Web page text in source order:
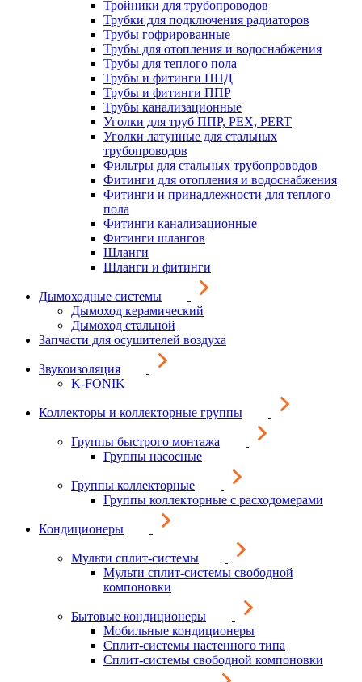
Тройники для трубопроводов
Трубки для подключения радиаторов
Трубы гофрированные
Трубы для отопления и водоснабжения
Трубы для теплого пола
Трубы и фитинги ПНД
Трубы и фитинги ППР
Трубы канализационные
Уголки для труб ППР, PEX, PERT
Уголки латунные для стальных
трубопроводов
Фильтры для стальных трубопроводов
Фитинги для отопления и водоснабжения
Фитинги и принадлежности для теплого
пола
Фитинги канализационные
Фитинги шлангов
Шланги
Шланги и фитинги
Дымоходные системы
Дымоход керамический
Дымоход стальной
Запчасти для осушителей воздуха
Звукоизоляция
K-FONIK
Коллекторы и коллекторные группы
Группы быстрого монтажа
Группы насосные
Группы коллекторные
Группы коллекторные с расходомерами
Кондиционеры
Мульти сплит-системы
Мульти сплит-системы свободной
компоновки
Бытовые кондиционеры
Мобильные кондиционеры
Сплит-системы настенного типа
Сплит-системы свободной компоновки